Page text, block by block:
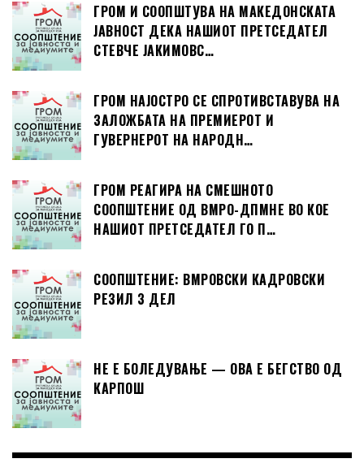
ГРОМ И СООПШТУВА НА МАКЕДОНСКАТА
ЈАВНОСТ ДЕКА НАШИОТ ПРЕТСЕДАТЕЛ
СТЕВЧЕ ЈАКИМОВС…
ГРОМ НАЈОСТРО СЕ СПРОТИВСТАВУВА НА
ЗАЛОЖБАТА НА ПРЕМИЕРОТ И
ГУВЕРНЕРОТ НА НАРОДН…
ГРОМ РЕАГИРА НА СМЕШНОТО
СООПШТЕНИЕ ОД ВМРО-ДПМНЕ ВО КОЕ
НАШИОТ ПРЕТСЕДАТЕЛ ГО П…
СООПШТЕНИЕ: ВМРОВСКИ КАДРОВСКИ
РЕЗИЛ 3 ДЕЛ
НЕ Е БОЛЕДУВАЊЕ — ОВА Е БЕГСТВО ОД
КАРПОШ